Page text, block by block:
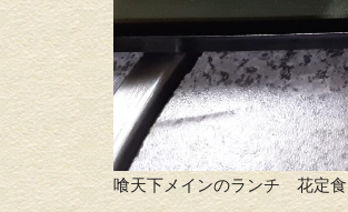
喰天下メインのランチ 花定食